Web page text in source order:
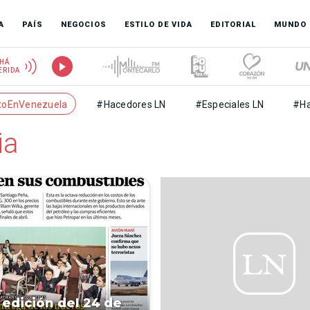
PAÍS NEGOCIOS ESTILO DE VIDA EDITORIAL MUNDO
#Hacedores LN #Especiales LN
edición del 24 de